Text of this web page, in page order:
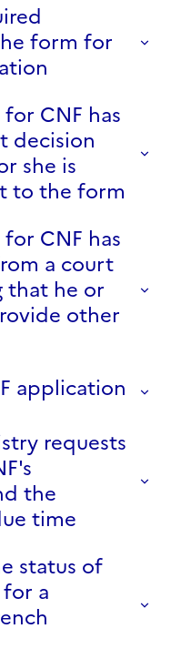
form for
CNF has
decision
she is
to the form
CNF has
a court
that he or
other
application
requests
the
time
status of
a